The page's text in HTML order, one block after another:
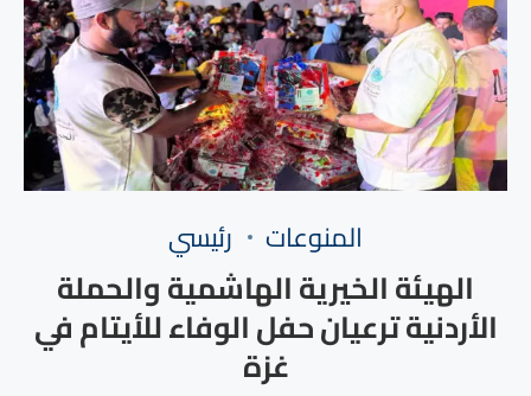
المنوعات رئيسي
الهيئة الخيرية الهاشمية والحملة
الأردنية ترعيان حفل الوفاء للأيتام في
غزة